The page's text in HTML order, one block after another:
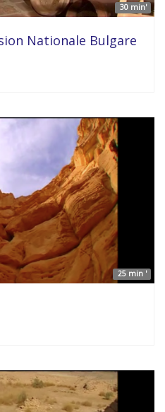
30 min'
Nationale Bulgare
25 min '